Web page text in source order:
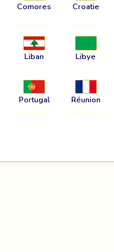
Comores Croatie
Liban Libye
Portugal Réunion